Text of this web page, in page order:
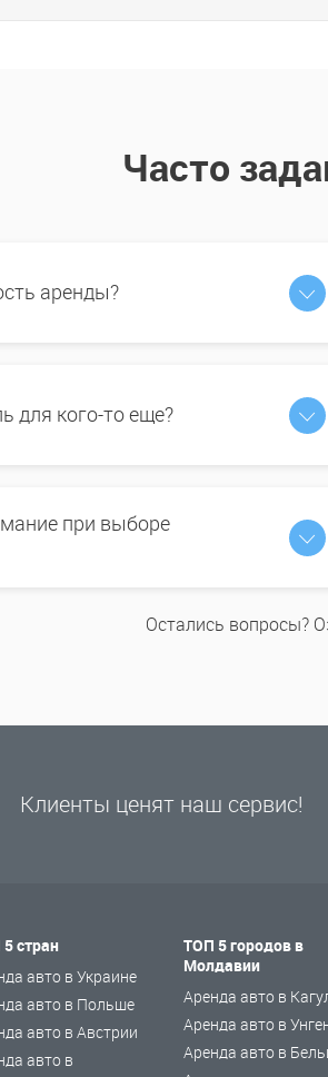
Часто
аренды?
для кого-то еще?
при выборе
Остались вопросы?
Клиенты ценят наш сервис!
стран
авто в Украине
авто в Польше
авто в Австрии
авто в
ТОП 5 городов в
Молдавии
Аренда авто в
Аренда авто в
Аренда авто в